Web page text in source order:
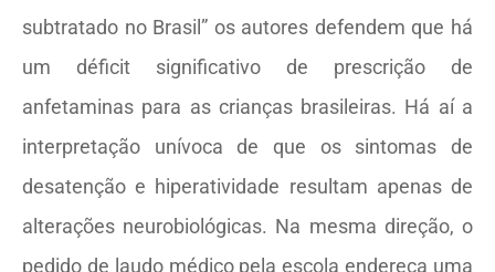
subtratado no Brasil” os autores defendem que há
um déficit significativo de prescrição de
anfetaminas para as crianças brasileiras. Há aí a
interpretação unívoca de que os sintomas de
desatenção e hiperatividade resultam apenas de
alterações neurobiológicas. Na mesma direção, o
pedido de laudo médico pela escola endereça uma